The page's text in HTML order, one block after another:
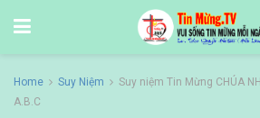
Home Suy Niệm
Suy niệm Tin Mừng CHÚA
A.B.C